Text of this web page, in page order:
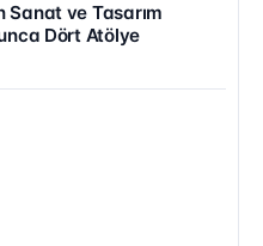
ve Tasarım
Dört Atölye